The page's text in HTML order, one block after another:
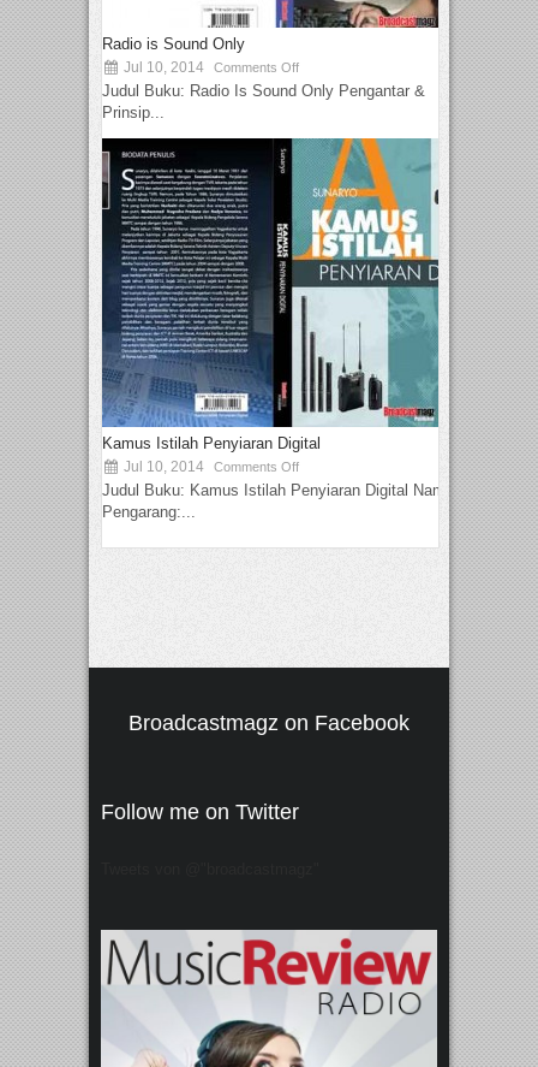
Radio is Sound Only
Jul 10, 2014 Comments Off
Judul Buku: Radio Is Sound Only Pengantar &
Prinsip...
Kamus Istilah Penyiaran Digital
Jul 10, 2014 Comments Off
Judul Buku: Kamus Istilah Penyiaran Digital Nama
Pengarang:...
Broadcastmagz on Facebook
Follow me on Twitter